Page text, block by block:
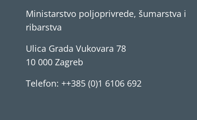
Ministarstvo poljoprivrede, šumarstva i
ribarstva
Ulica Grada Vukovara 78
10 000 Zagreb
Telefon: ++385 (0)1 6106 692